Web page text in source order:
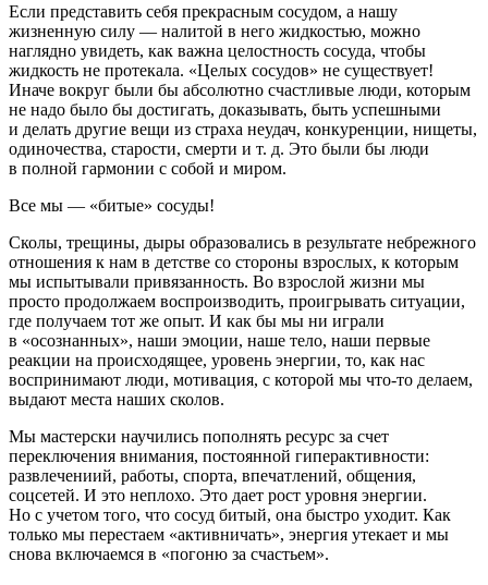
Если представить себя прекрасным сосудом, а нашу
жизненную силу — налитой в него жидкостью, можно
наглядно увидеть, как важна целостность сосуда, чтобы
жидкость не протекала. «Целых сосудов» не существует!
Иначе вокруг были бы абсолютно счастливые люди, которым
не надо было бы достигать, доказывать, быть успешными
и делать другие вещи из страха неудач, конкуренции, нищеты,
одиночества, старости, смерти и т. д. Это были бы люди
в полной гармонии с собой и миром.
Все мы — «битые» сосуды!
Сколы, трещины, дыры образовались в результате небрежного
отношения к нам в детстве со стороны взрослых, к которым
мы испытывали привязанность. Во взрослой жизни мы
просто продолжаем воспроизводить, проигрывать ситуации,
где получаем тот же опыт. И как бы мы ни играли
в «осознанных», наши эмоции, наше тело, наши первые
реакции на происходящее, уровень энергии, то, как нас
воспринимают люди, мотивация, с которой мы что-то делаем,
выдают места наших сколов.
Мы мастерски научились пополнять ресурс за счет
переключения внимания, постоянной гиперактивности:
развлечениий, работы, спорта, впечатлений, общения,
соцсетей. И это неплохо. Это дает рост уровня энергии.
Но с учетом того, что сосуд битый, она быстро уходит. Как
только мы перестаем «активничать», энергия утекает и мы
снова включаемся в «погоню за счастьем».